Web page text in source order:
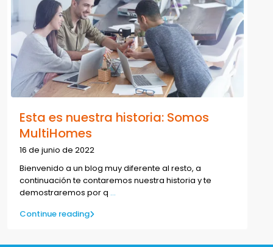
Esta es nuestra historia: Somos
MultiHomes
16 de junio de 2022
Bienvenido a un blog muy diferente al resto, a
continuación te contaremos nuestra historia y te
demostraremos por q ...
Continue reading